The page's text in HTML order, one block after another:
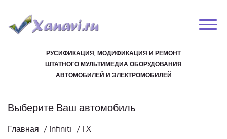
РУСИФИКАЦИЯ, МОДИФИКАЦИЯ И РЕМОНТ
ШТАТНОГО МУЛЬТИМЕДИА ОБОРУДОВАНИЯ
АВТОМОБИЛЕЙ И ЭЛЕКТРОМОБИЛЕЙ
Выберите Ваш автомобиль:
Главная / Infiniti / FX